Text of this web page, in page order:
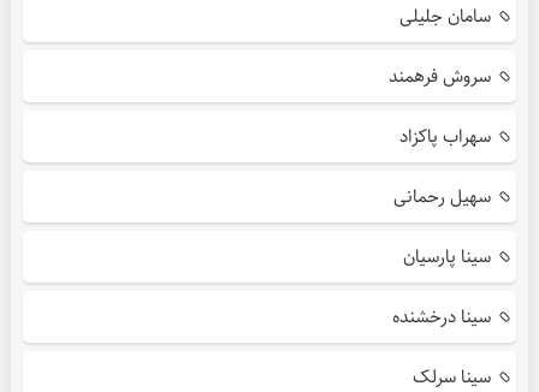
سامان جلیلی
سروش فرهمند
سهراب پاکزاد
سهیل رحمانی
سینا پارسیان
سینا درخشنده
سینا سرلک